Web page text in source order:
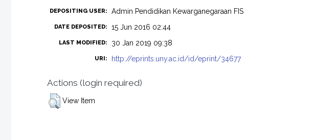
DEPOSITING USER: Admin Pendidikan Kewarganegaraan FIS
DATE DEPOSITED: 15 Jun 2016 02:44
LAST MODIFIED: 30 Jan 2019 09:38
URI: http://eprints.uny.ac.id/id/eprint/34677
Actions (login required)
View Item